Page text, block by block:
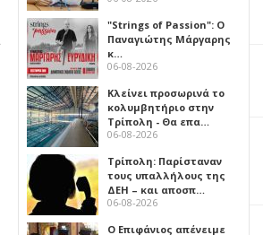
"Strings of Passion": Ο
Παναγιώτης Μάργαρης
κ…
06-08-2026
Κλείνει προσωρινά το
κολυμβητήριο στην
Τρίπολη - Θα επα…
06-08-2026
Τρίπολη: Παρίσταναν
τους υπαλλήλους της
ΔΕΗ – και αποσπ…
06-08-2026
Ο Επιφάνιος απένειμε